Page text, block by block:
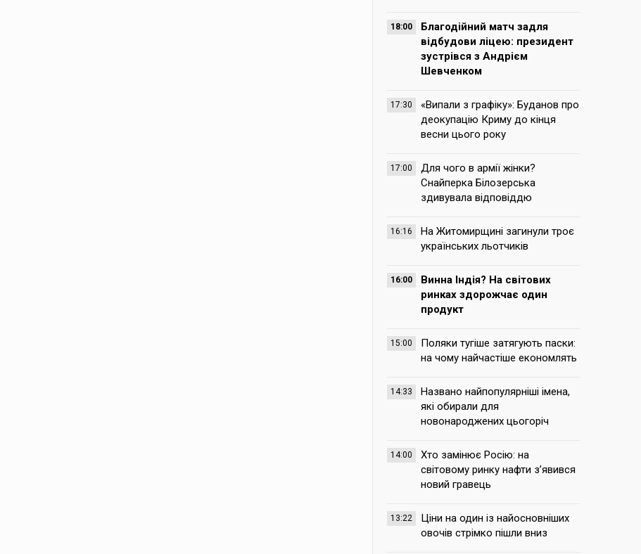
18:00
Благодійний матч задля
відбудови ліцею: президент
зустрівся з Андрієм
Шевченком
17:30
«Випали з графіку»: Буданов про
деокупацію Криму до кінця
весни цього року
17:00
Для чого в армії жінки?
Снайперка Білозерська
здивувала відповіддю
16:16
На Житомирщині загинули троє
українських льотчиків
16:00
Винна Індія? На світових
ринках здорожчає один
продукт
15:00
Поляки тугіше затягують паски:
на чому найчастіше економлять
14:33
Названо найпопулярніші імена,
які обирали для
новонароджених цьогоріч
14:00
Хто замінює Росію: на
світовому ринку нафти з’явився
новий гравець
13:22
Ціни на один із найосновніших
овочів стрімко пішли вниз